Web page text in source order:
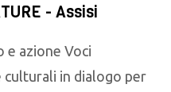
- Assisi
e azione Voci
in dialogo per